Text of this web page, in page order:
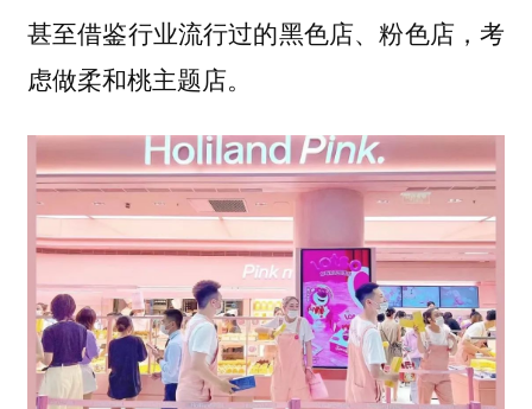
甚至借鉴行业流行过的黑色店、粉色店，考
虑做柔和桃主题店。